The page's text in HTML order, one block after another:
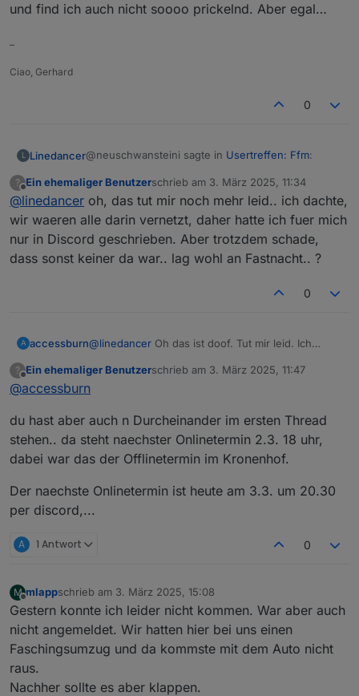
und find ich auch nicht soooo prickelnd. Aber egal…
–
Ciao, Gerhard
0
L Linedancer@neuschwansteini sagte in Usertreffen: Ffm:
@
linedancer
wie auf discord geschrieben,
Ich dachte Discord ist ein Werkzeug das Teams
ersetzen soll und für die Offline Treffen genutzt
wird. Das dort ein regelmäßiger
stattfindet, war mir nicht klar und find ich auch
?
Offline
Ein ehemaliger Benutzerschrieb am 3. März 2025, 11:34
zuletzt editiert von
@linedancer oh, das tut mir noch mehr leid.. ich dachte,
wir waeren alle darin vernetzt, daher hatte ich fuer mich
nur in Discord geschrieben. Aber trotzdem schade,
dass sonst keiner da war.. lag wohl an Fastnacht.. ?
0
A accessburn@linedancer Oh das ist doof. Tut mir leid. Ich
aber ich hatte mich gemeldet :-(
? Ein ehemaliger Benutzerschrieb am 3. März 2025, 11:47
zuletzt editiert von
@accessburn
du hast aber auch n Durcheinander im ersten Thread
stehen.. da steht naechster Onlinetermin 2.3. 18 uhr,
dabei war das der Offlinetermin im Kronenhof.
Der naechste Onlinetermin ist heute am 3.3. um 20.30
per discord,...
A 1 Antwort 0
M
Offline
mlappschrieb am 3. März 2025, 15:08
zuletzt editiert von
Gestern konnte ich leider nicht kommen. War aber auch
nicht angemeldet. Wir hatten hier bei uns einen
Faschingsumzug und da kommste mit dem Auto nicht
raus.
Nachher sollte es aber klappen.